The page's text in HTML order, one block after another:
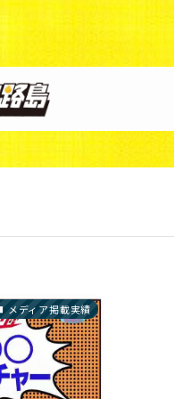
in /home/
メディア掲載実績